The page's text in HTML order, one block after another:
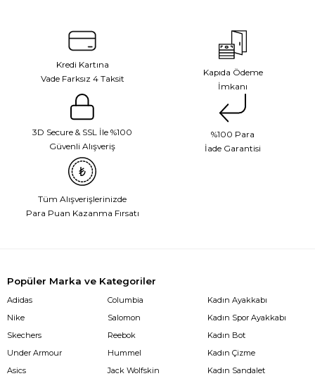
Kredi Kartına
Vade Farksız 4 Taksit
Kapıda Ödeme
İmkanı
3D Secure & SSL İle %100
Güvenli Alışveriş
%100 Para
İade Garantisi
Tüm Alışverişlerinizde
Para Puan Kazanma Fırsatı
Popüler Marka ve Kategoriler
Adidas
Nike
Skechers
Under Armour
Asics
Columbia
Salomon
Reebok
Hummel
Jack Wolfskin
Kadın Ayakkabı
Kadın Spor Ayakkabı
Kadın Bot
Kadın Çizme
Kadın Sandalet